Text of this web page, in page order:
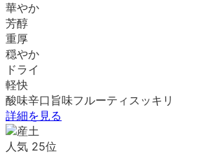
華やか
芳醇
重厚
穏やか
ドライ
軽快
酸味辛口 旨味フルーティ スッキリ
詳細を見る
人気 25位